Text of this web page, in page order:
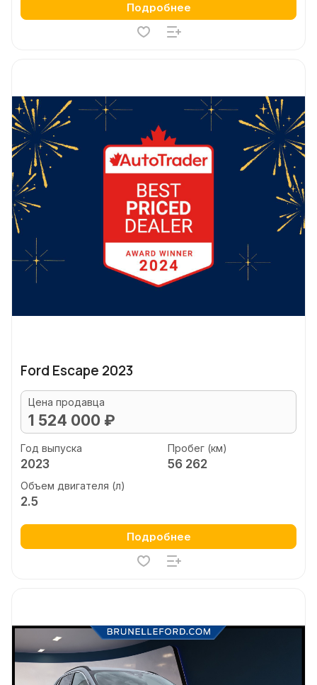
Подробнее
Ford Escape 2023
Цена продавца
1 524 000 ₽
Год выпуска
2023
Пробег (км)
56 262
Объем двигателя (л)
2.5
Подробнее